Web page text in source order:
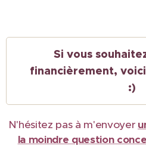
Si vous
financièrement, voici
:)
N'hésitez pas à m'envoyer
la moindre question